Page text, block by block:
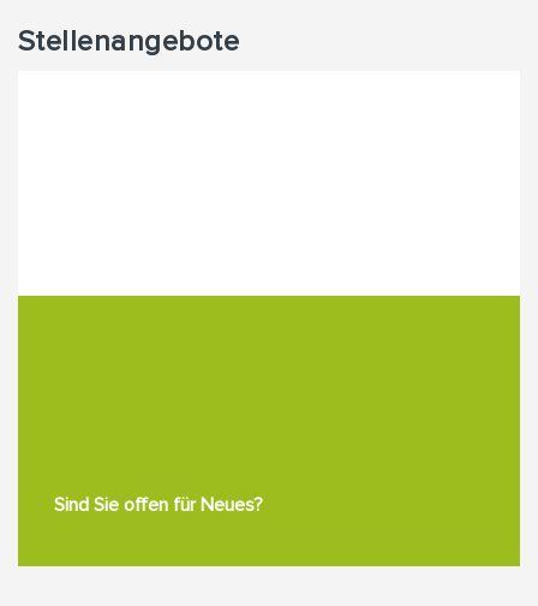
Stellenangebote
Sind Sie offen für Neues?